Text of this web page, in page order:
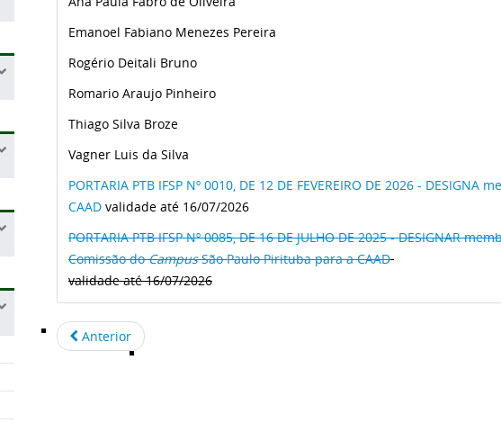
Emanoel Fabiano Menezes Pereira
Rogério Deitali Bruno
Romario Araujo Pinheiro
Thiago Silva Broze
Vagner Luis da Silva
PORTARIA PTB IFSP Nº 0010, DE 12 DE FEVEREIRO DE 2026 - DESIGNA
CAAD validade até 16/07/2026
PORTARIA PTB IFSP Nº 0085, DE 16 DE JULHO DE 2025 - DESIGNAR
Comissão doCampusSão Paulo Pirituba para a CAAD
validade até 16/07/2026
Anterior